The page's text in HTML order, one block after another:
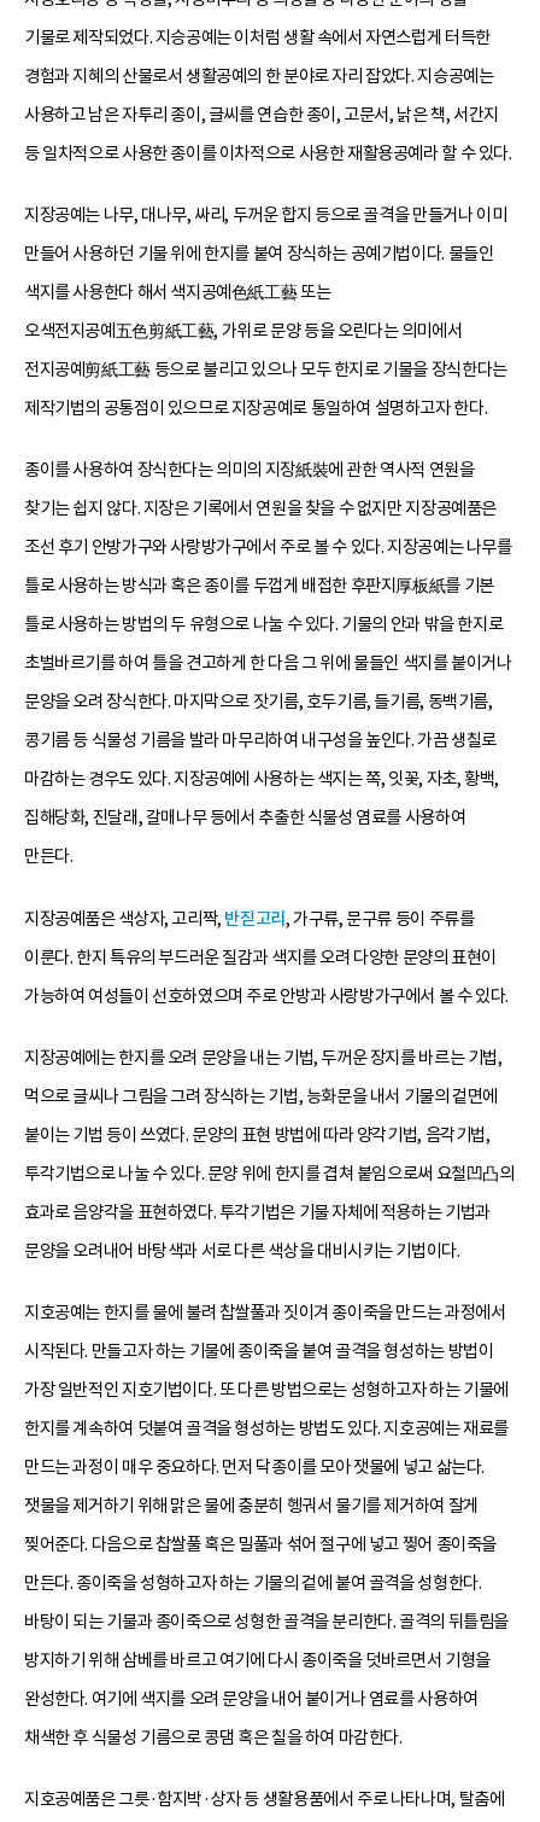
기물로 제작되었다. 지승공예는 이처럼 생활 속에서 자연스럽게 터득한
경험과 지혜의 산물로서 생활공예의 한 분야로 자리 잡았다. 지승공예는
사용하고 남은 자투리 종이, 글씨를 연습한 종이, 고문서, 낡은 책, 서간지
등 일차적으로 사용한 종이를 이차적으로 사용한 재활용공예라 할 수 있다.
지장공예는 나무, 대나무, 싸리, 두꺼운 합지 등으로 골격을 만들거나 이미
만들어 사용하던 기물 위에 한지를 붙여 장식하는 공예기법이다. 물들인
색지를 사용한다 해서 색지공예色紙工藝 또는
오색전지공예五色剪紙工藝, 가위로 문양 등을 오린다는 의미에서
전지공예剪紙工藝 등으로 불리고 있으나 모두 한지로 기물을 장식한다는
제작기법의 공통점이 있으므로 지장공예로 통일하여 설명하고자 한다.
종이를 사용하여 장식한다는 의미의 지장紙裝에 관한 역사적 연원을
찾기는 쉽지 않다. 지장은 기록에서 연원을 찾을 수 없지만 지장공예품은
조선 후기 안방가구와 사랑방가구에서 주로 볼 수 있다. 지장공예는 나무를
틀로 사용하는 방식과 혹은 종이를 두껍게 배접한 후판지厚板紙를 기본
틀로 사용하는 방법의 두 유형으로 나눌 수 있다. 기물의 안과 밖을 한지로
초벌바르기를 하여 틀을 견고하게 한 다음 그 위에 물들인 색지를 붙이거나
문양을 오려 장식한다. 마지막으로 잣기름, 호두기름, 들기름, 동백기름,
콩기름 등 식물성 기름을 발라 마무리하여 내구성을 높인다. 가끔 생칠로
마감하는 경우도 있다. 지장공예에 사용하는 색지는 쪽, 잇꽃, 자초, 황백,
집해당화, 진달래, 갈매나무 등에서 추출한 식물성 염료를 사용하여
만든다.
지장공예품은 색상자, 고리짝, 반짇고리 , 가구류, 문구류 등이 주류를
이룬다. 한지 특유의 부드러운 질감과 색지를 오려 다양한 문양의 표현이
가능하여 여성들이 선호하였으며 주로 안방과 사랑방가구에서 볼 수 있다.
지장공예에는 한지를 오려 문양을 내는 기법, 두꺼운 장지를 바르는 기법,
먹으로 글씨나 그림을 그려 장식하는 기법, 능화문을 내서 기물의 겉면에
붙이는 기법 등이 쓰였다. 문양의 표현 방법에 따라 양각기법, 음각기법,
투각기법으로 나눌 수 있다. 문양 위에 한지를 겹쳐 붙임으로써 요철凹凸의
효과로 음양각을 표현하였다. 투각기법은 기물 자체에 적용하는 기법과
문양을 오려내어 바탕색과 서로 다른 색상을 대비시키는 기법이다.
지호공예는 한지를 물에 불려 찹쌀풀과 짓이겨 종이죽을 만드는 과정에서
시작된다. 만들고자 하는 기물에 종이죽을 붙여 골격을 형성하는 방법이
가장 일반적인 지호기법이다. 또 다른 방법으로는 성형하고자 하는 기물에
한지를 계속하여 덧붙여 골격을 형성하는 방법도 있다. 지호공예는 재료를
만드는 과정이 매우 중요하다. 먼저 닥종이를 모아 잿물에 넣고 삶는다.
잿물을 제거하기 위해 맑은 물에 충분히 헹궈서 물기를 제거하여 잘게
찢어준다. 다음으로 찹쌀풀 혹은 밀풀과 섞어 절구에 넣고 찧어 종이죽을
만든다. 종이죽을 성형하고자 하는 기물의 겉에 붙여 골격을 성형한다.
바탕이 되는 기물과 종이죽으로 성형한 골격을 분리한다. 골격의 뒤틀림을
방지하기 위해 삼베를 바르고 여기에 다시 종이죽을 덧바르면서 기형을
완성한다. 여기에 색지를 오려 문양을 내어 붙이거나 염료를 사용하여
채색한 후 식물성 기름으로 콩댐 혹은 칠을 하여 마감한다.
지호공예품은 그릇·함지박·상자 등 생활용품에서 주로 나타나며, 탈춤에